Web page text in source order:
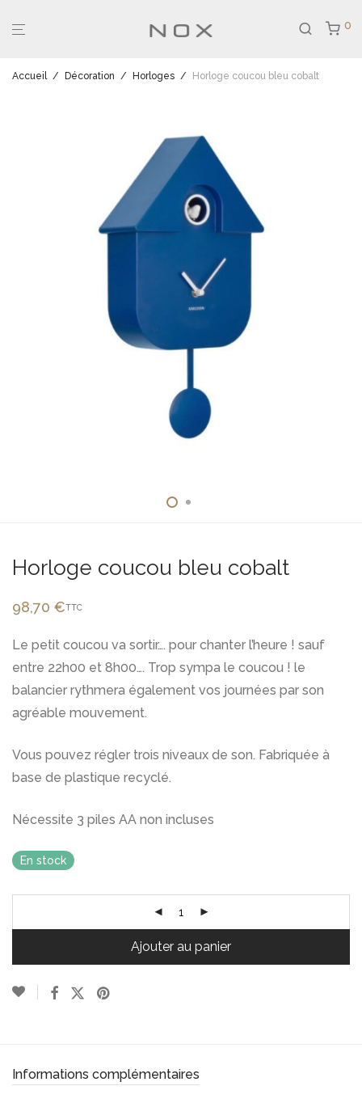
0
Accueil / Décoration / Horloges / Horloge coucou bleu cobalt
Horloge coucou bleu cobalt
98,70 €TTC
Le petit coucou va sortir…. pour chanter l’heure ! sauf
entre 22h00 et 8h00…. Trop sympa le coucou ! le
balancier rythmera également vos journées par son
agréable mouvement.
Vous pouvez régler trois niveaux de son. Fabriquée à
base de plastique recyclé.
Nécessite 3 piles AA non incluses
En stock
Ajouter au panier
Informations complémentaires